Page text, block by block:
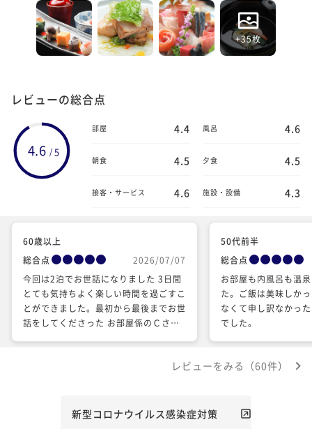
+35枚
レビューの総合点
4.6 / 5
部屋 4.4 風呂 4.6
朝食 4.5 夕食 4.5
接客・サービス 4.6 施設・設備 4.3
60歳以上
総合点
2026/07/07
今回は2泊でお世話になりました 3日間
とても気持ちよく楽しい時間を過ごすこ
とができました。最初から最後までお世
話をしてくださった お部屋係のＣさん
懸命接客してくださいました Ｃさんは
気持ちいい対応でした お二人とも若く
50代前半
総合点
お部屋も内風呂も温
た。ご飯は美味しか
なくて申し訳なかっ
でした。
レビューをみる（60件）
新型コロナウイルス感染症対策